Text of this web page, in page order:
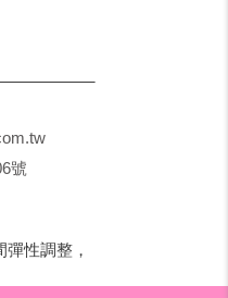
號
性調整，